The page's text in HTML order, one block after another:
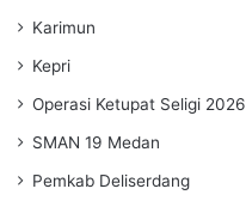
Karimun
Kepri
Operasi Ketupat Seligi 2026
SMAN 19 Medan
Pemkab Deliserdang